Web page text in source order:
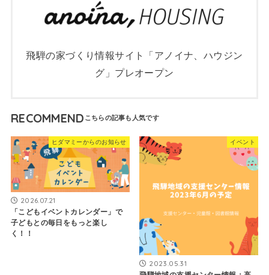
飛騨の家づくり情報サイト「アノイナ、ハウジン
グ」プレオープン
RECOMMEND
ヒダマミーからのお知らせ
2026.07.21
「こどもイベントカレンダー」で
子どもとの毎日をもっと楽し
く！！
イベント
2023.05.31